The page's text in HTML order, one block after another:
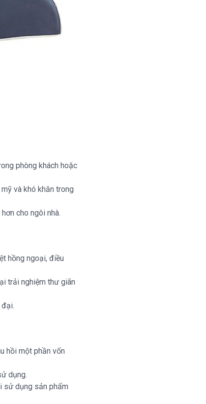
phòng khách hoặc
và khó khăn trong
cho ngôi nhà.
hồng ngoại, điều
trải nghiệm thư giãn
hồi một phần vốn
dụng.
sử dụng sản phẩm